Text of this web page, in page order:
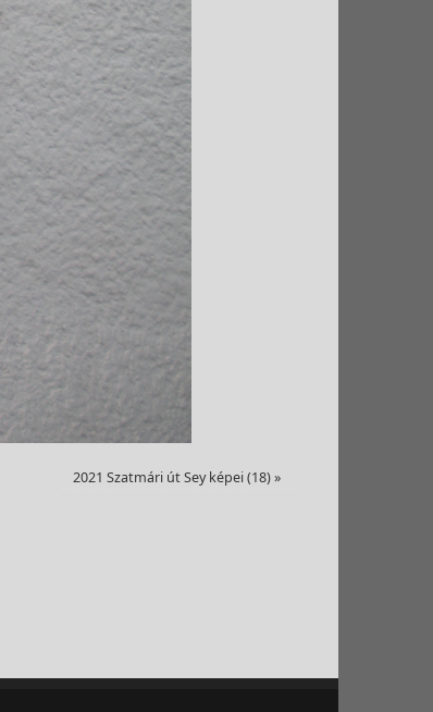
2021 Szatmári út Sey képei (18)»